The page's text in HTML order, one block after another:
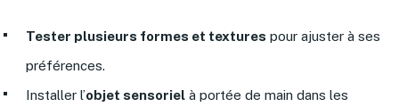
Tester plusieurs formes et textures pour ajuster à ses
préférences.
Installer l’objet sensorielà portée de main dans les